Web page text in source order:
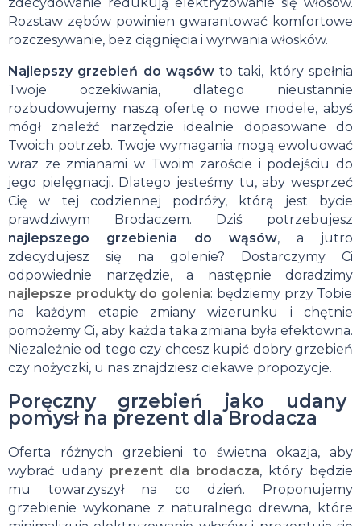
Rozstaw zębów powinien gwarantować komfortowe
rozczesywanie, bez ciągnięcia i wyrwania włosków.
Najlepszy grzebień do wąsówto taki, który spełnia
Twoje oczekiwania, dlatego nieustannie
rozbudowujemy naszą ofertę o nowe modele, abyś
mógł znaleźć narzędzie idealnie dopasowane do
Twoich potrzeb. Twoje wymagania mogą ewoluować
wraz ze zmianami w Twoim zaroście i podejściu do
jego pielęgnacji. Dlatego jesteśmy tu, aby wesprzeć
Cię w tej codziennej podróży, którą jest bycie
prawdziwym Brodaczem. Dziś potrzebujesz
najlepszego grzebienia do wąsów, a jutro
zdecydujesz się na golenie? Dostarczymy Ci
odpowiednie narzędzie, a następnie doradzimy
najlepsze produkty do golenia: będziemy przy Tobie
na każdym etapie zmiany wizerunku i chętnie
pomożemy Ci, aby każda taka zmiana była efektowna.
Niezależnie od tego czy chcesz kupić dobry grzebień
czy nożyczki, u nas znajdziesz ciekawe propozycje.
Poręczny grzebień jako udany
pomysł na prezent dla Brodacza
Oferta różnych grzebieni to świetna okazja, aby
wybrać udany prezent dla brodacza, który będzie
mu towarzyszył na co dzień. Proponujemy
grzebienie wykonane z naturalnego drewna, które